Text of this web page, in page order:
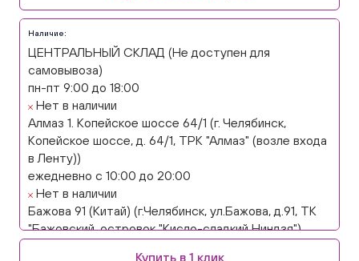
Наличие:
ЦЕНТРАЛЬНЫЙ СКЛАД (Не доступен для
самовывоза)
пн-пт 9:00 до 18:00
Нет в наличии
Алмаз 1. Копейское шоссе 64/1 (г. Челябинск,
Копейское шоссе, д. 64/1, ТРК "Алмаз" (возле входа
в Ленту))
ежедневно с 10:00 до 20:00
Нет в наличии
Бажова 91 (Китай) (г.Челябинск, ул.Бажова, д.91, ТК
"Бажовский, островок "Кисло-сладкий Ниндзя")
Купить в 1 клик